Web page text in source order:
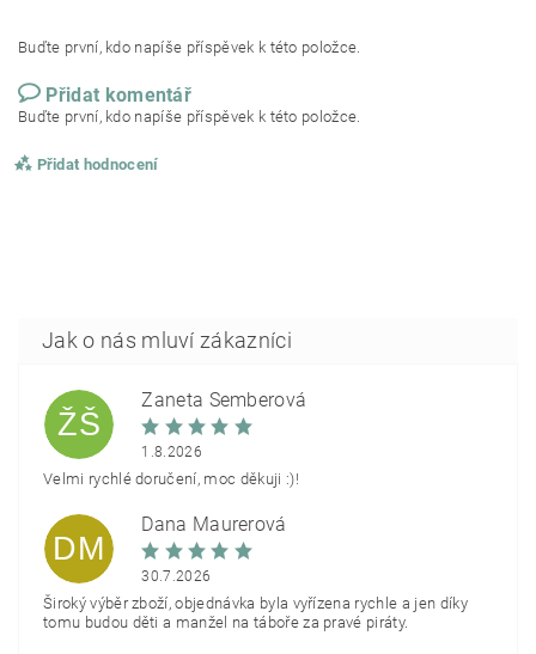
Buďte první, kdo napíše příspěvek k této položce.
Přidat komentář
Buďte první, kdo napíše příspěvek k této položce.
Přidat hodnocení
ŽŠ
Žaneta Šemberová
1.8.2026
Velmi rychlé doručení, moc děkuji :)!
DM
Dana Maurerová
30.7.2026
Široký výběr zboží, objednávka byla vyřízena rychle a jen díky
tomu budou děti a manžel na táboře za pravé piráty.